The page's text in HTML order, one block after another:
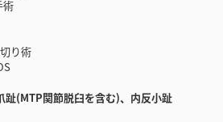
り術
(MTP関節脱臼を含む)、内反小趾